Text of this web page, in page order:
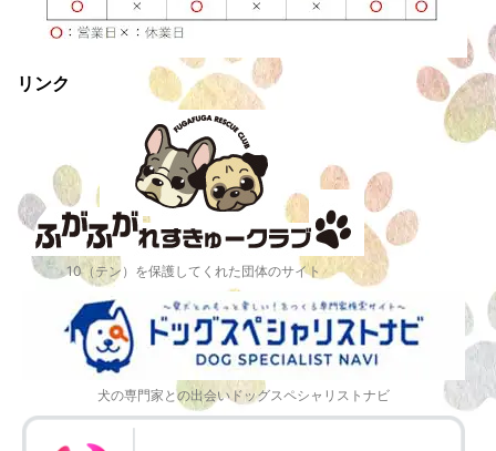
リンク
10（テン）を保護してくれた団体のサイト
犬の専門家との出会いドッグスペシャリストナビ